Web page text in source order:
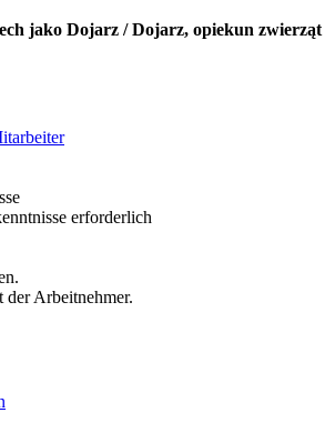
jako Dojarz / Dojarz, opiekun zwierząt
erforderlich
der Arbeitnehmer.